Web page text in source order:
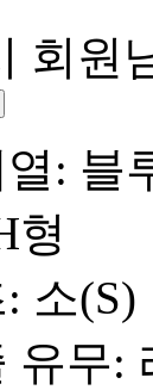
회원
: 블
형
소(S)
유무: